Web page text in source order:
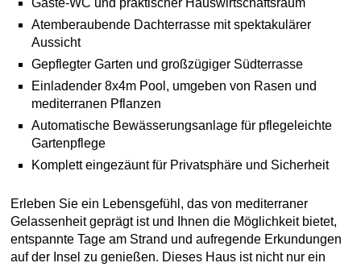
Gäste-WC und praktischer Hauswirtschaftsraum
Atemberaubende Dachterrasse mit spektakulärer
Aussicht
Gepflegter Garten und großzügiger Südterrasse
Einladender 8x4m Pool, umgeben von Rasen und
mediterranen Pflanzen
Automatische Bewässerungsanlage für pflegeleichte
Gartenpflege
Komplett eingezäunt für Privatsphäre und Sicherheit
Erleben Sie ein Lebensgefühl, das von mediterraner
Gelassenheit geprägt ist und Ihnen die Möglichkeit bietet,
entspannte Tage am Strand und aufregende Erkundungen
auf der Insel zu genießen. Dieses Haus ist nicht nur ein